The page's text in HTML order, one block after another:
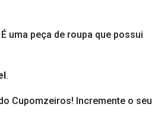
uma peça de roupa que possui
.
Cupomzeiros! Incremente o seu